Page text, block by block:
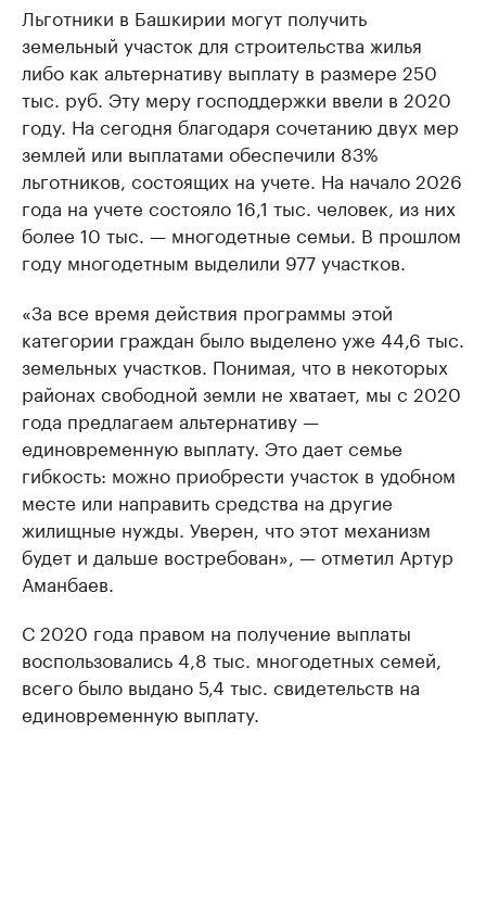
Льготники в Башкирии могут получить
земельный участок для строительства жилья
либо как альтернативу выплату в размере 250
тыс. руб. Эту меру господдержки ввели в 2020
году. На сегодня благодаря сочетанию двух мер
землей или выплатами обеспечили 83%
льготников, состоящих на учете. На начало 2026
года на учете состояло 16,1 тыс. человек, из них
более 10 тыс. — многодетные семьи. В прошлом
году многодетным выделили 977 участков.
«За все время действия программы этой
категории граждан было выделено уже 44,6 тыс.
земельных участков. Понимая, что в некоторых
районах свободной земли не хватает, мы с 2020
года предлагаем альтернативу —
единовременную выплату. Это дает семье
гибкость: можно приобрести участок в удобном
месте или направить средства на другие
жилищные нужды. Уверен, что этот механизм
будет и дальше востребован», — отметил Артур
Аманбаев.
С 2020 года правом на получение выплаты
воспользовались 4,8 тыс. многодетных семей,
всего было выдано 5,4 тыс. свидетельств на
единовременную выплату.